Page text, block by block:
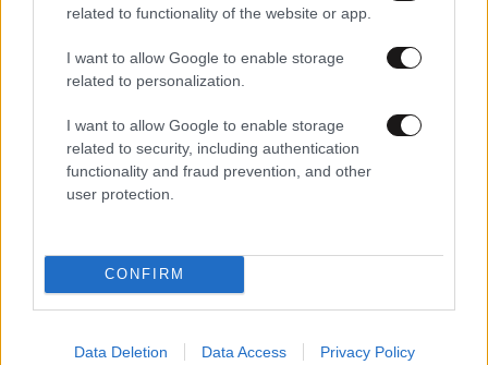
related to functionality of the website or app.
I want to allow Google to enable storage
related to personalization.
I want to allow Google to enable storage
related to security, including authentication
functionality and fraud prevention, and other
user protection.
CONFIRM
Data Deletion Data Access Privacy Policy